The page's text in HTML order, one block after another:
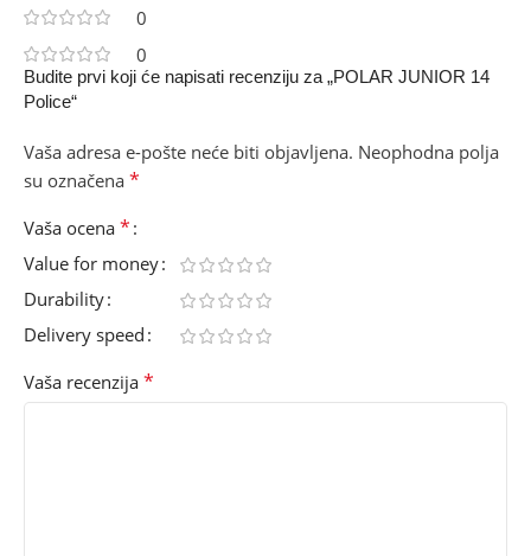
0
0
Budite prvi koji će napisati recenziju za „POLAR JUNIOR 14
Police“
Vaša adresa e-pošte neće biti objavljena. Neophodna polja
su označena *
Vaša ocena *
Value for money
Durability
Delivery speed
Vaša recenzija *